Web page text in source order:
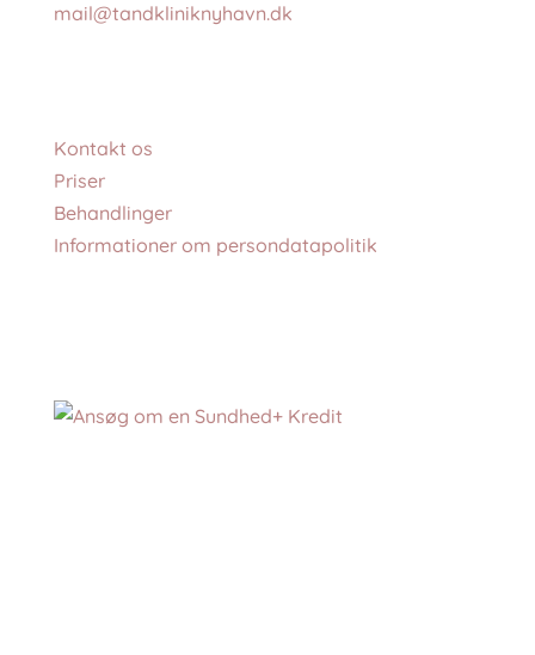
mail@tandkliniknyhavn.dk
Kontakt os
Priser
Behandlinger
Informationer om persondatapolitik